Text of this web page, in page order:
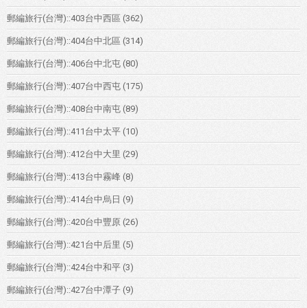
郵編旅行(台灣)::403台中西區 (362)
郵編旅行(台灣)::404台中北區 (314)
郵編旅行(台灣)::406台中北屯 (80)
郵編旅行(台灣)::407台中西屯 (175)
郵編旅行(台灣)::408台中南屯 (89)
郵編旅行(台灣)::411台中太平 (10)
郵編旅行(台灣)::412台中大里 (29)
郵編旅行(台灣)::413台中霧峰 (8)
郵編旅行(台灣)::414台中烏日 (9)
郵編旅行(台灣)::420台中豐原 (26)
郵編旅行(台灣)::421台中后里 (5)
郵編旅行(台灣)::424台中和平 (3)
郵編旅行(台灣)::427台中潭子 (9)